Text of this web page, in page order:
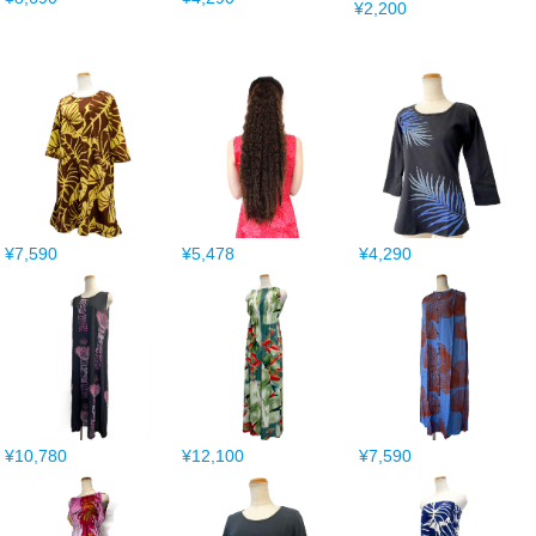
¥2,200
¥7,590 ¥5,478 ¥4,290
¥10,780 ¥12,100 ¥7,590